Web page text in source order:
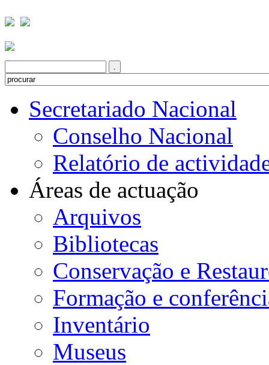
Secretariado Nacional
Conselho Nacional
Relatório de
Áreas de actuação
Arquivos
Bibliotecas
Conservação e
Formação e
Inventário
Museus